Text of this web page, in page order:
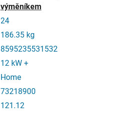
výměníkem
24
186.35 kg
8595235531532
12 kW +
Home
73218900
121.12